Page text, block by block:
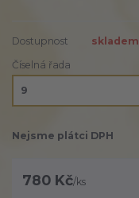
Dostupnost
skladem
Číselná řada
Nejsme plátci DPH
780 Kč/ks